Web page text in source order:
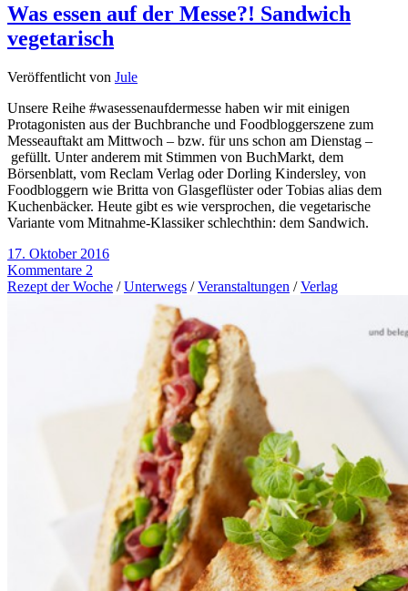
Was essen auf der Messe?! Sandwich
vegetarisch
Veröffentlicht von Jule
Unsere Reihe #wasessenaufdermesse haben wir mit einigen
Protagonisten aus der Buchbranche und Foodbloggerszene zum
Messeauftakt am Mittwoch – bzw. für uns schon am Dienstag –
gefüllt. Unter anderem mit Stimmen von BuchMarkt, dem
Börsenblatt, vom Reclam Verlag oder Dorling Kindersley, von
Foodbloggern wie Britta von Glasgeflüster oder Tobias alias dem
Kuchenbäcker. Heute gibt es wie versprochen, die vegetarische
Variante vom Mitnahme-Klassiker schlechthin: dem Sandwich.
17. Oktober 2016
Kommentare 2
Rezept der Woche /Unterwegs /Veranstaltungen /Verlag